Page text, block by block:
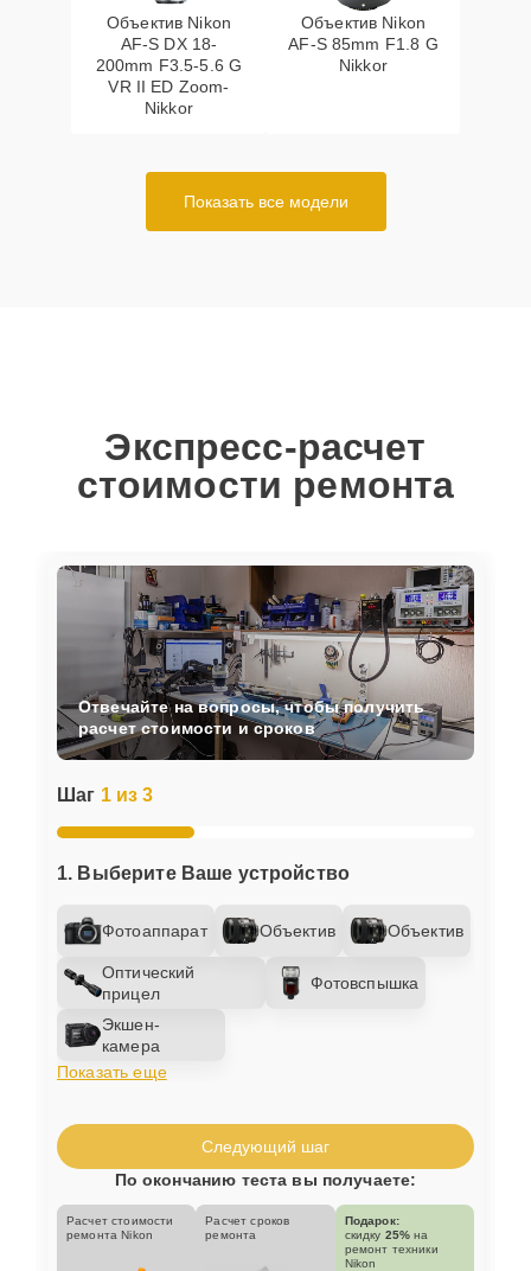
Объектив Nikon
AF-S DX 18-
200mm F3.5-5.6 G
VR II ED Zoom-
Nikkor
Объектив Nikon
AF-S 85mm F1.8 G
Nikkor
Показать все модели
Экспресс-расчет
стоимости ремонта
Шаг 1 из 3
1. Выберите Ваше устройство
Фотоаппарат Объектив Объектив
Оптический
прицел
Фотовспышка
Экшен-
камера
Показать еще
Отвечайте на вопросы, чтобы получить
расчет стоимости и сроков
Следующий шаг
По окончанию теста вы получаете:
Расчет стоимости
ремонта Nikon
Расчет сроков
ремонта
Подарок:
скидку 25% на
ремонт техники
Nikon